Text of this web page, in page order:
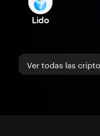
Lido
Ver todas las